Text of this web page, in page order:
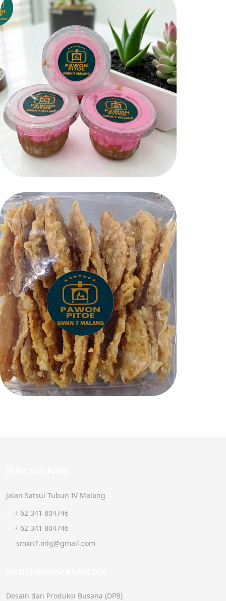
Jalan Satsui Tubun IV Malang
+ 62 341 804746
+ 62 341 804746
smkn7.mlg@gmail.com
Desain dan Produksi Busana (DPB)